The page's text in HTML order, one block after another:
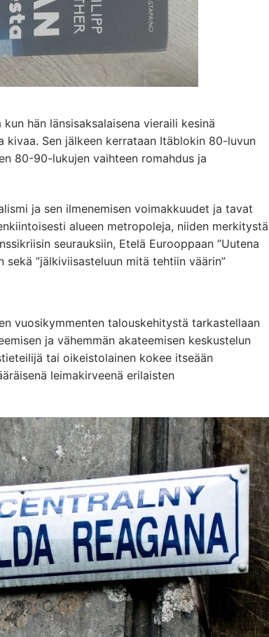
hän länsisaksalaisena vieraili kesinä
Sen jälkeen kerrataan Itäblokin 80-luvun
80-90-lukujen vaihteen romahdus ja
ja sen ilmenemisen voimakkuudet ja tavat
alueen metropoleja, niiden merkitystä
seurauksiin, Etelä Eurooppaan ”Uutena
”jälkiviisasteluun mitä tehtiin väärin”
vuosikymmenten talouskehitystä tarkastellaan
ja vähemmän akateemisen keskustelun
tai oikeistolainen kokee itseään
leimakirveenä erilaisten